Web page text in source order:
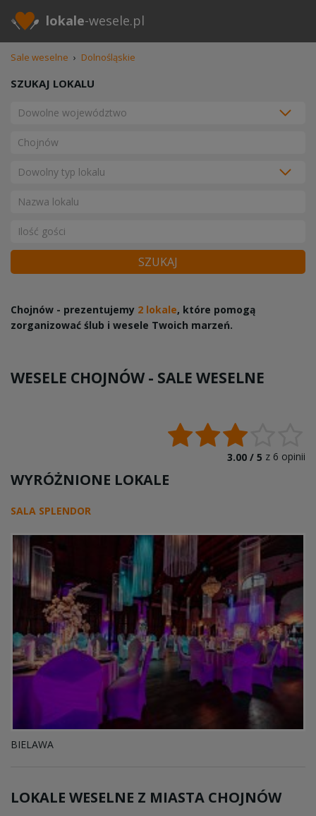
lokale-wesele.pl
Sale weselne › Dolnośląskie
SZUKAJ LOKALU
SZUKAJ
Chojnów - prezentujemy 2 lokale, które pomogą
zorganizować ślub i wesele Twoich marzeń.
WESELE CHOJNÓW - SALE WESELNE
3.00 / 5 z 6 opinii
WYRÓŻNIONE LOKALE
SALA SPLENDOR
BIELAWA
LOKALE WESELNE Z MIASTA CHOJNÓW